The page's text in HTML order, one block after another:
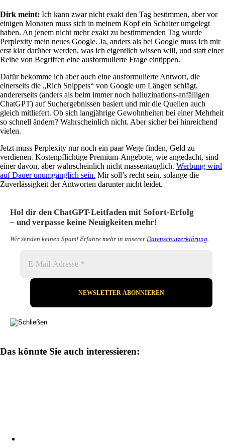
Dirk meint: Ich kann zwar nicht exakt den Tag bestimmen, aber vor
einigen Monaten muss sich in meinem Kopf ein Schalter umgelegt
haben. An jenem nicht mehr exakt zu bestimmenden Tag wurde
Perplexity mein neues Google. Ja, anders als bei Google muss ich mir
erst klar darüber werden, was ich eigentlich wissen will, und statt einer
Reihe von Begriffen eine ausformulierte Frage eintippen.
Dafür bekomme ich aber auch eine ausformulierte Antwort, die
einerseits die „Rich Snippets“ von Google um Längen schlägt,
andererseits (anders als beim immer noch halluzinations-anfälligen
ChatGPT) auf Suchergebnissen basiert und mir die Quellen auch
gleich mitliefert. Ob sich langjährige Gewohnheiten bei einer Mehrheit
so schnell ändern? Wahrscheinlich nicht. Aber sicher bei hinreichend
vielen.
Jetzt muss Perplexity nur noch ein paar Wege finden, Geld zu
verdienen. Kostenpflichtige Premium-Angebote, wie angedacht, sind
einer davon, aber wahrscheinlich nicht massentauglich. Werbung wird
auf Dauer unumgänglich sein. Mir soll’s recht sein, solange die
Zuverlässigkeit der Antworten darunter nicht leidet.
Hol dir den ChatGPT-Leitfaden mit Sofort-Erfolg
– und verpasse keine Neuigkeiten mehr!
Wir senden keinen Spam! Erfahre mehr in unserer Datenschutzerklärung
Das könnte Sie auch interessieren: